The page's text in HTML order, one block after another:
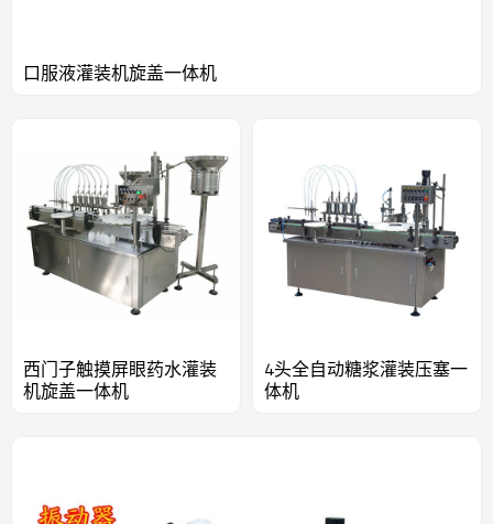
口服液灌装机旋盖一体机
西门子触摸屏眼药水灌装
机旋盖一体机
4头全自动糖浆灌装压塞一
体机